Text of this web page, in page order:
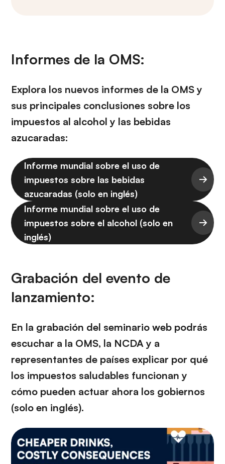
Twitter
Informes de la OMS:
Explora los nuevos informes de la OMS y
sus principales conclusiones sobre los
impuestos al alcohol y las bebidas
azucaradas:
Informe mundial sobre el uso de
impuestos sobre las bebidas
azucaradas (solo en inglés)
Informe mundial sobre el uso de
impuestos sobre el alcohol (solo en
inglés)
Grabación del evento de
lanzamiento:
En la grabación del seminario web podrás
escuchar a la OMS, la NCDA y a
representantes de países explicar por qué
los impuestos saludables funcionan y
cómo pueden actuar ahora los gobiernos
(solo en inglés).